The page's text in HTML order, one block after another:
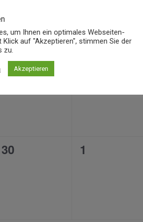
23
0
30
0
1
um Ihnen ein optimales Webseiten-
Klick auf "Akzeptieren", stimmen Sie der
zu.
Akzeptieren